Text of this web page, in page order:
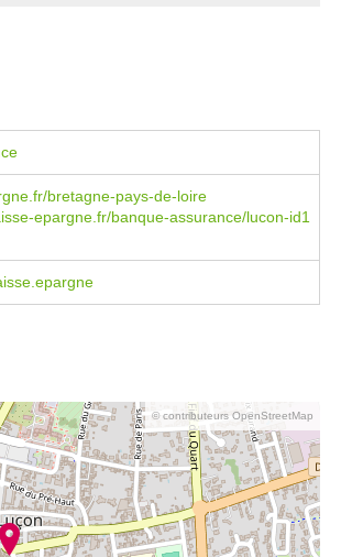
bretagne-pays-de-loire
epargne.fr/banque-assurance/lucon-id1
© contributeurs OpenStreetMap